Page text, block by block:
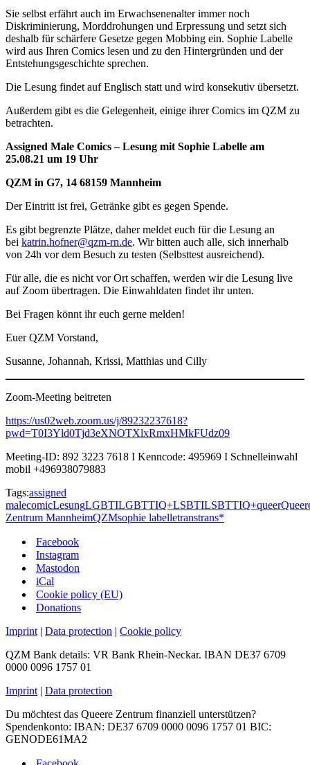
Sie selbst erfährt auch im Erwachsenenalter immer noch
Diskriminierung, Morddrohungen und Erpressung und setzt sich
deshalb für schärfere Gesetze gegen Mobbing ein. Sophie Labelle
wird aus Ihren Comics lesen und zu den Hintergründen und der
Entstehungsgeschichte sprechen.
Die Lesung findet auf Englisch statt und wird konsekutiv übersetzt.
Außerdem gibt es die Gelegenheit, einige ihrer Comics im QZM zu
betrachten.
Assigned Male Comics – Lesung mit Sophie Labelle am
25.08.21 um 19 Uhr
QZM in G7, 14 68159 Mannheim
Der Eintritt ist frei, Getränke gibt es gegen Spende.
Es gibt begrenzte Plätze, daher meldet euch für die Lesung an
bei katrin.hofner@qzm-rn.de. Wir bitten auch alle, sich innerhalb
von 24h vor dem Besuch zu testen (Selbsttest ausreichend).
Für alle, die es nicht vor Ort schaffen, werden wir die Lesung live
auf Zoom übertragen. Die Einwahldaten findet ihr unten.
Bei Fragen könnt ihr euch gerne melden!
Euer QZM Vorstand,
Susanne, Johannah, Krissi, Matthias und Cilly
Zoom-Meeting beitreten
https://us02web.zoom.us/j/89232237618?
pwd=T0I3Yld0Tjd3eXNOTXlxRmxHMkFUdz09
Meeting-ID: 892 3223 7618 I Kenncode: 495969 I Schnelleinwahl
mobil +496938079883
Tags:assigned
malecomicLesungLGBTILGBTTIQ+LSBTILSBTTIQ+queer
Zentrum MannheimQZMsophie labelletranstrans*
Facebook
Instagram
Mastodon
iCal
Cookie policy (EU)
Donations
Imprint | Data protection | Cookie policy
QZM Bank details: VR Bank Rhein-Neckar. IBAN DE37 6709
0000 0096 1757 01
Imprint | Data protection
Du möchtest das Queere Zentrum finanziell unterstützen?
Spendenkonto: IBAN: DE37 6709 0000 0096 1757 01 BIC:
GENODE61MA2